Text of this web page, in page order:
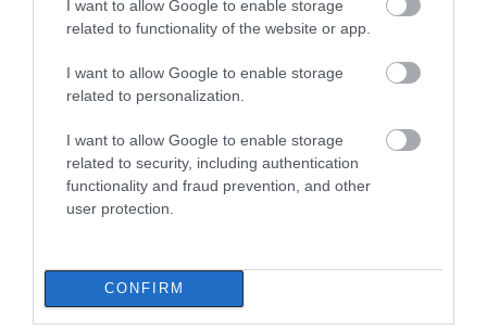
I want to allow Google to enable storage
related to functionality of the website or app.
I want to allow Google to enable storage
related to personalization.
I want to allow Google to enable storage
related to security, including authentication
functionality and fraud prevention, and other
user protection.
CONFIRM
Δήμος Χαλκιδέων- Χρήσιμα
τηλέφωνα
Γνωρίζατε ότι υπάρχει Λουτράκι
09.08.2026 | 10:20
Μεγάλο συναυλία σήμερα στην
09.08.2026 | 10:00
Πανικός σε λιμάνι της
Εύβοιας με 37χρονο
για τον κίνδυνο
πυρκαγιάς – Σε ποια
σημεία τοποθετήθηκαν